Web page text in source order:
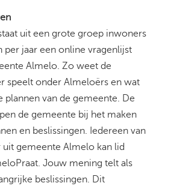
uit een grote groep inwoners
per jaar een online vragenlijst
Almelo. Zo weet de
speelt onder Almeloërs en wat
plannen van de gemeente. De
de gemeente bij het maken
en beslissingen. Iedereen van
uit gemeente Almelo kan lid
Jouw mening telt als
beslissingen. Dit